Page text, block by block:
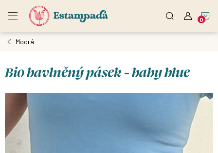
Modrá
Bio bavlněný pásek - baby blue